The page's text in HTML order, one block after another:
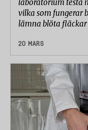
laboratorium testa
vilka som fungerar
lämna blöta fläckar
20 MARS